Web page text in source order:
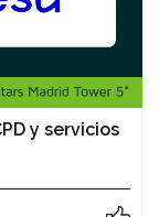
y servicios